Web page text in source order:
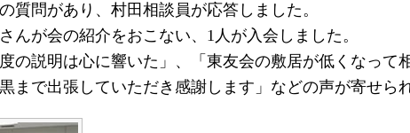
質問があり、村田相談員が応答しました。
が会の紹介をおこない、1人が入会しました。
説明は心に響いた」、「東友会の敷居が低くなって
で出張していただき感謝します」などの声が寄せら